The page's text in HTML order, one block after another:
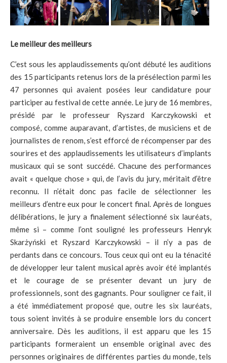
Le meilleur des meilleurs
C’est sous les applaudissements qu’ont débuté les auditions
des 15 participants retenus lors de la présélection parmi les
47 personnes qui avaient posées leur candidature pour
participer au festival de cette année. Le jury de 16 membres,
présidé par le professeur Ryszard Karczykowski et
composé, comme auparavant, d’artistes, de musiciens et de
journalistes de renom, s’est efforcé de récompenser par des
sourires et des applaudissements les utilisateurs d’implants
musicaux qui se sont succédé. Chacune des performances
avait « quelque chose » qui, de l’avis du jury, méritait d’être
reconnu. Il n’était donc pas facile de sélectionner les
meilleurs d’entre eux pour le concert final. Après de longues
délibérations, le jury a finalement sélectionné six lauréats,
même si – comme l’ont souligné les professeurs Henryk
Skarżyński et Ryszard Karczykowski – il n’y a pas de
perdants dans ce concours. Tous ceux qui ont eu la ténacité
de développer leur talent musical après avoir été implantés
et le courage de se présenter devant un jury de
professionnels, sont des gagnants. Pour souligner ce fait, il
a été immédiatement proposé que, outre les six lauréats,
tous soient invités à se produire ensemble lors du concert
anniversaire. Dès les auditions, il est apparu que les 15
participants formeraient un ensemble original avec des
personnes originaires de différentes parties du monde, tels